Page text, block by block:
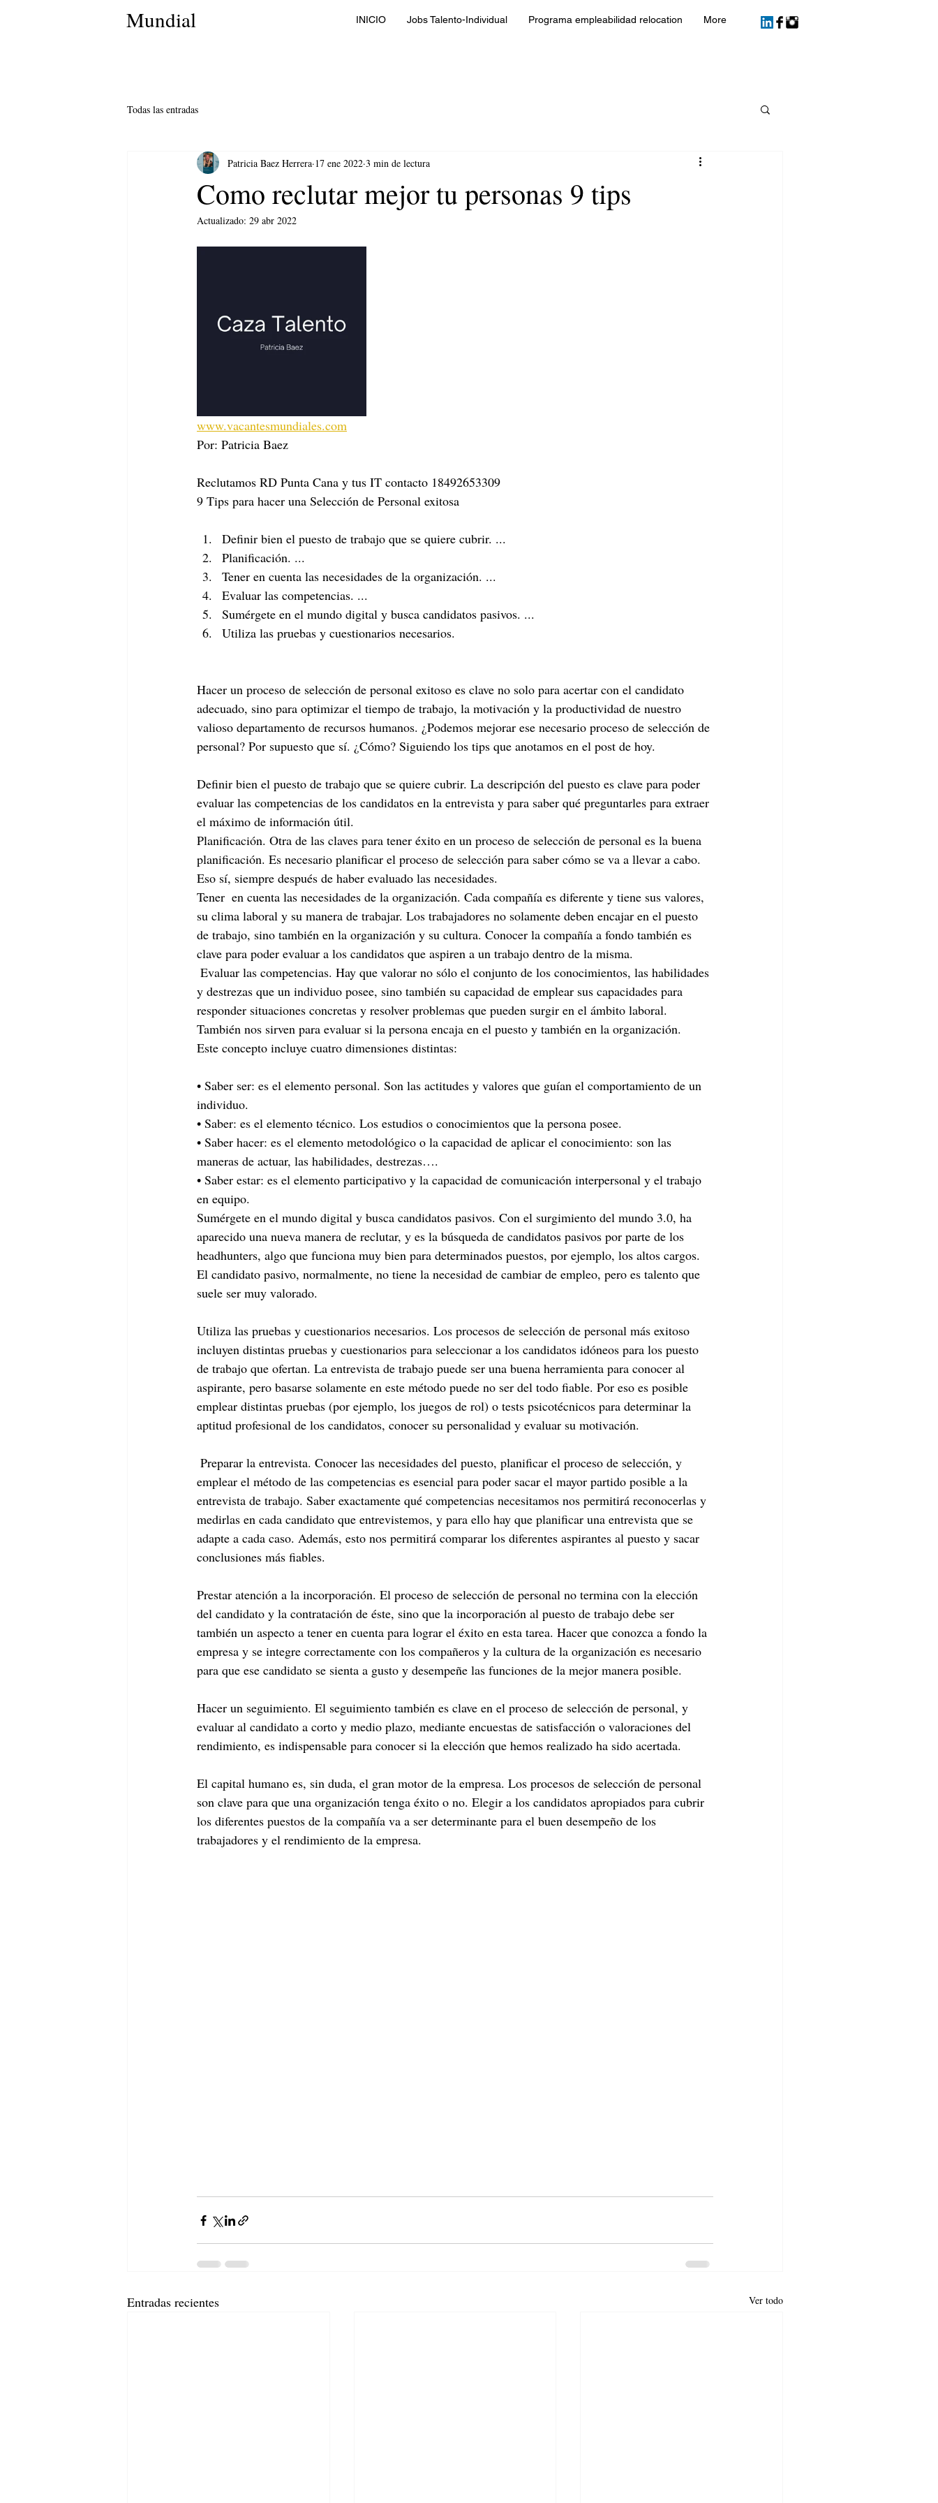
Mundial INICIO Jobs Talento-Individual Programa empleabilidad relocation More
Todas las entradas
Como reclutar mejor tu personas 9 tips
Patricia Baez Herrera 17 ene 2022 3 min de lectura
Actualizado: 29 abr 2022
www.vacantesmundiales.com
Por: Patricia Baez
Reclutamos RD Punta Cana y tus IT contacto 18492653309
9 Tips para hacer una Selección de Personal exitosa
Definir bien el puesto de trabajo que se quiere cubrir. ...
Planificación. ...
Tener en cuenta las necesidades de la organización. ...
Evaluar las competencias. ...
Sumérgete en el mundo digital y busca candidatos pasivos. ...
Utiliza las pruebas y cuestionarios necesarios.
Hacer un proceso de selección de personal exitoso es clave no solo para acertar con el candidato
adecuado, sino para optimizar el tiempo de trabajo, la motivación y la productividad de nuestro
valioso departamento de recursos humanos. ¿Podemos mejorar ese necesario proceso de selección de
personal? Por supuesto que sí. ¿Cómo? Siguiendo los tips que anotamos en el post de hoy.
Definir bien el puesto de trabajo que se quiere cubrir. La descripción del puesto es clave para poder
evaluar las competencias de los candidatos en la entrevista y para saber qué preguntarles para extraer
el máximo de información útil.
Planificación. Otra de las claves para tener éxito en un proceso de selección de personal es la buena
planificación. Es necesario planificar el proceso de selección para saber cómo se va a llevar a cabo.
Eso sí, siempre después de haber evaluado las necesidades.
Tener  en cuenta las necesidades de la organización. Cada compañía es diferente y tiene sus valores,
su clima laboral y su manera de trabajar. Los trabajadores no solamente deben encajar en el puesto
de trabajo, sino también en la organización y su cultura. Conocer la compañía a fondo también es
clave para poder evaluar a los candidatos que aspiren a un trabajo dentro de la misma.
y destrezas que un individuo posee, sino también su capacidad de emplear sus capacidades para
responder situaciones concretas y resolver problemas que pueden surgir en el ámbito laboral.
También nos sirven para evaluar si la persona encaja en el puesto y también en la organización.
Este concepto incluye cuatro dimensiones distintas:
• Saber ser: es el elemento personal. Son las actitudes y valores que guían el comportamiento de un
individuo.
• Saber: es el elemento técnico. Los estudios o conocimientos que la persona posee.
• Saber hacer: es el elemento metodológico o la capacidad de aplicar el conocimiento: son las
maneras de actuar, las habilidades, destrezas….
• Saber estar: es el elemento participativo y la capacidad de comunicación interpersonal y el trabajo
en equipo.
Sumérgete en el mundo digital y busca candidatos pasivos. Con el surgimiento del mundo 3.0, ha
aparecido una nueva manera de reclutar, y es la búsqueda de candidatos pasivos por parte de los
headhunters, algo que funciona muy bien para determinados puestos, por ejemplo, los altos cargos.
El candidato pasivo, normalmente, no tiene la necesidad de cambiar de empleo, pero es talento que
suele ser muy valorado.
Utiliza las pruebas y cuestionarios necesarios. Los procesos de selección de personal más exitoso
incluyen distintas pruebas y cuestionarios para seleccionar a los candidatos idóneos para los puesto
de trabajo que ofertan. La entrevista de trabajo puede ser una buena herramienta para conocer al
aspirante, pero basarse solamente en este método puede no ser del todo fiable. Por eso es posible
emplear distintas pruebas (por ejemplo, los juegos de rol) o tests psicotécnicos para determinar la
aptitud profesional de los candidatos, conocer su personalidad y evaluar su motivación.
emplear el método de las competencias es esencial para poder sacar el mayor partido posible a la
entrevista de trabajo. Saber exactamente qué competencias necesitamos nos permitirá reconocerlas y
medirlas en cada candidato que entrevistemos, y para ello hay que planificar una entrevista que se
adapte a cada caso. Además, esto nos permitirá comparar los diferentes aspirantes al puesto y sacar
conclusiones más fiables.
Prestar atención a la incorporación. El proceso de selección de personal no termina con la elección
del candidato y la contratación de éste, sino que la incorporación al puesto de trabajo debe ser
también un aspecto a tener en cuenta para lograr el éxito en esta tarea. Hacer que conozca a fondo la
empresa y se integre correctamente con los compañeros y la cultura de la organización es necesario
para que ese candidato se sienta a gusto y desempeñe las funciones de la mejor manera posible.
Hacer un seguimiento. El seguimiento también es clave en el proceso de selección de personal, y
evaluar al candidato a corto y medio plazo, mediante encuestas de satisfacción o valoraciones del
rendimiento, es indispensable para conocer si la elección que hemos realizado ha sido acertada.
El capital humano es, sin duda, el gran motor de la empresa. Los procesos de selección de personal
son clave para que una organización tenga éxito o no. Elegir a los candidatos apropiados para cubrir
los diferentes puestos de la compañía va a ser determinante para el buen desempeño de los
trabajadores y el rendimiento de la empresa.
Entradas recientes Ver todo